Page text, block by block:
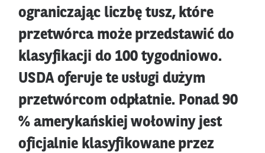
ograniczając liczbę tusz, które
przetwórca może przedstawić do
klasyfikacji do 100 tygodniowo.
USDA oferuje te usługi dużym
przetwórcom odpłatnie. Ponad 90
% amerykańskiej wołowiny jest
oficjalnie klasyfikowane przez